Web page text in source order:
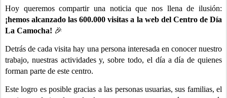
Hoy queremos compartir una noticia que nos llena de ilusión:
¡hemos alcanzado las 600.000 visitas a la web del Centro de Día
La Camocha! 🎉
Detrás de cada visita hay una persona interesada en conocer nuestro
trabajo, nuestras actividades y, sobre todo, el día a día de quienes
forman parte de este centro.
Este logro es posible gracias a las personas usuarias, sus familias, el